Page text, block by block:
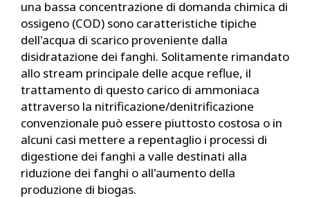
una bassa concentrazione di domanda chimica di
ossigeno (COD) sono caratteristiche tipiche
dell'acqua di scarico proveniente dalla
disidratazione dei fanghi. Solitamente rimandato
allo stream principale delle acque reflue, il
trattamento di questo carico di ammoniaca
attraverso la nitrificazione/denitrificazione
convenzionale può essere piuttosto costosa o in
alcuni casi mettere a repentaglio i processi di
digestione dei fanghi a valle destinati alla
riduzione dei fanghi o all'aumento della
produzione di biogas.